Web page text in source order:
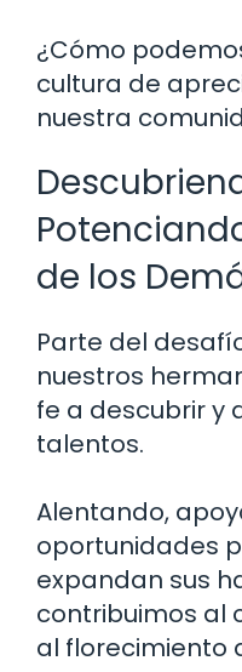
¿Cómo
cultura de
nuestra
de los
Parte del
nuestros
fe a descubrir y
talentos.
Alentando,
oportunidades
expandan sus
contribuimos al
al florecimiento